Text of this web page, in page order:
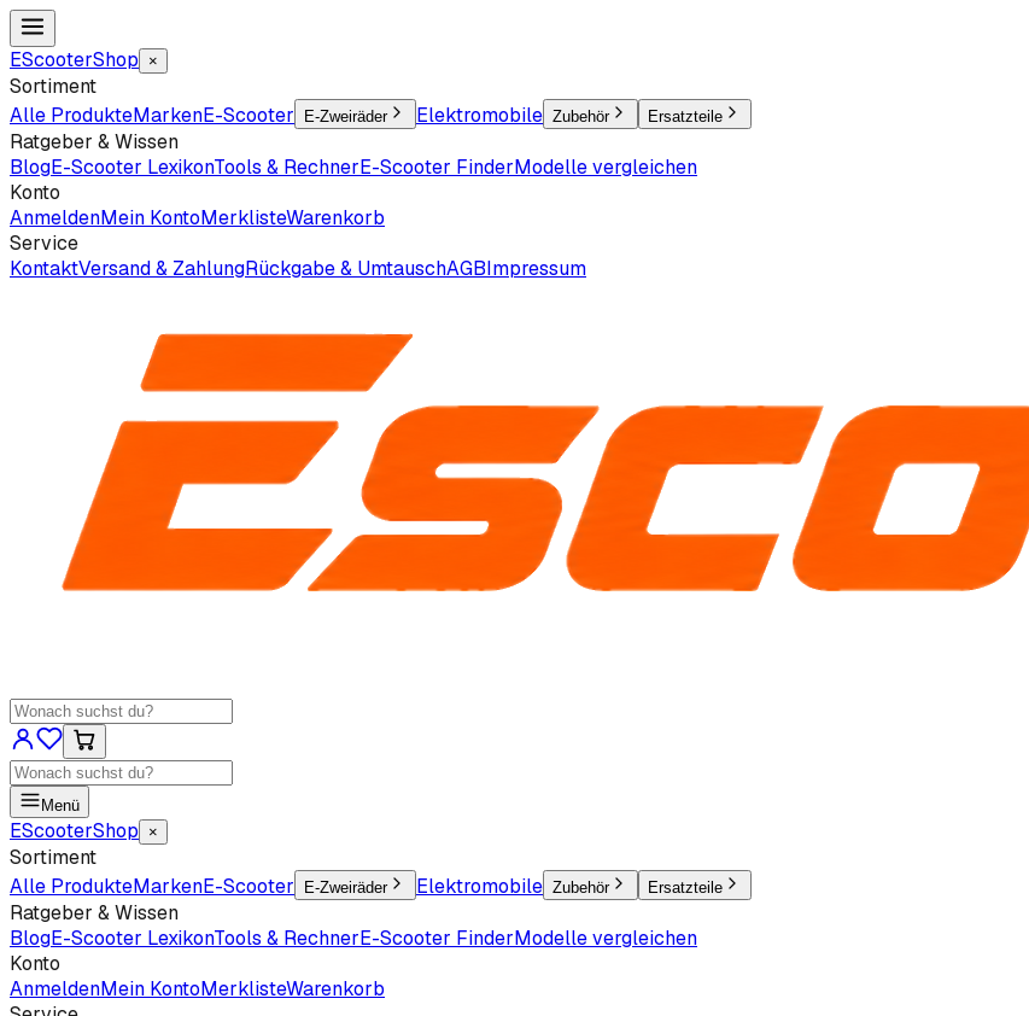
EScooterShop ×
Sortiment
Alle ProdukteMarkenE-Scooter E-Zweiräder Elektromobile Zubehör Ersatzteile
Ratgeber & Wissen
BlogE-Scooter LexikonTools & RechnerE-Scooter FinderModelle vergleichen
Konto
AnmeldenMein KontoMerklisteWarenkorb
Service
KontaktVersand & ZahlungRückgabe & UmtauschAGBImpressum
Menü
EScooterShop ×
Sortiment
Alle ProdukteMarkenE-Scooter E-Zweiräder Elektromobile Zubehör Ersatzteile
Ratgeber & Wissen
BlogE-Scooter LexikonTools & RechnerE-Scooter FinderModelle vergleichen
Konto
AnmeldenMein KontoMerklisteWarenkorb